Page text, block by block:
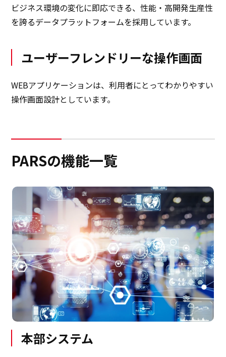
ビジネス環境の変化に即応できる、性能・高開発生産性
を誇るデータプラットフォームを採用しています。
ユーザーフレンドリーな操作画面
WEBアプリケーションは、利用者にとってわかりやすい
操作画面設計としています。
PARSの機能一覧
本部システム